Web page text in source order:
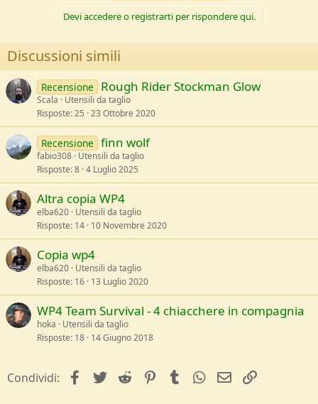
Devi accedere o registrarti per rispondere qui.
Discussioni simili
Recensione Rough Rider Stockman Glow
Scala
Utensili da taglio
Risposte 25 23 Ottobre 2020
Recensione finn wolf
fabio308 Utensili da taglio
Risposte 8 4 Luglio 2025
Altra copia WP4
elba620 Utensili da taglio
Risposte 14 10 Novembre 2020
Copia wp4
elba620 Utensili da taglio
Risposte 16 13 Luglio 2020
WP4 Team Survival - 4 chiacchere in compagnia
hoka
Utensili da taglio
Risposte 18 14 Giugno 2018
Condividi: facebookTwitterReddit PinterestTumblrWhatsApp
e-mail